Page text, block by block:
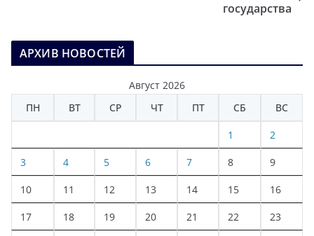
государства
АРХИВ НОВОСТЕЙ
Август 2026
ПН
ВТ СР ЧТ ПТ СБ ВС
1 2
3 4 5 6 7 8 9
10 11 12 13 14 15 16
17 18 19 20 21 22 23